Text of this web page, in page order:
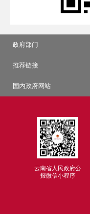
政府部门
推荐链接
国内政府网站
云南省人民政府公
报微信小程序